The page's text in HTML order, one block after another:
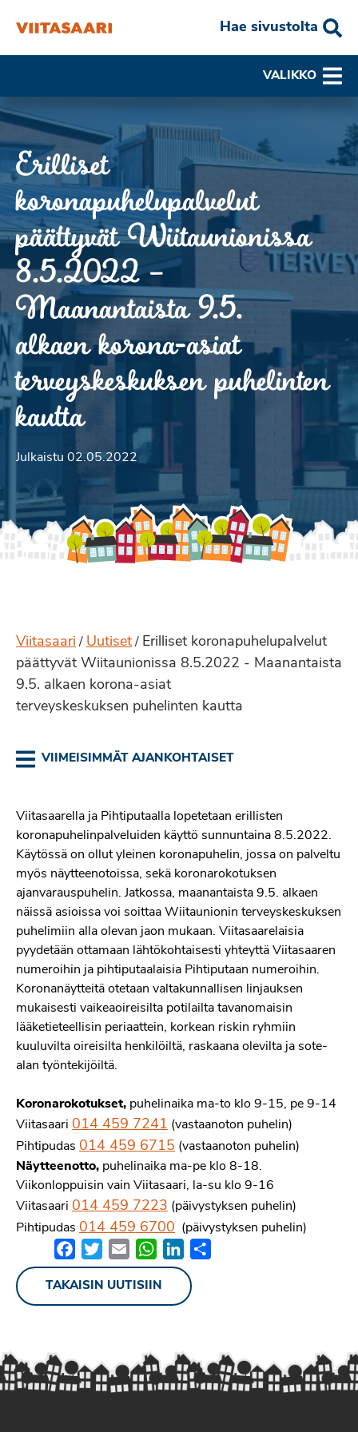
Hae sivustolta
VALIKKO
Erilliset
koronapuhelupalvelut
päättyvät Wiitaunionissa
8.5.2022 –
Maanantaista 9.5.
alkaen korona-asiat
terveyskeskuksen puhelinten
kautta
Julkaistu 02.05.2022
Viitasaari / Uutiset / Erilliset koronapuhelupalvelut
päättyvät Wiitaunionissa 8.5.2022 - Maanantaista
9.5. alkaen korona-asiat
terveyskeskuksen puhelinten kautta
VIIMEISIMMÄT AJANKOHTAISET
Viitasaarella ja Pihtiputaalla lopetetaan erillisten
koronapuhelinpalveluiden käyttö sunnuntaina 8.5.2022.
Käytössä on ollut yleinen koronapuhelin, jossa on palveltu
myös näytteenotoissa, sekä koronarokotuksen
ajanvarauspuhelin. Jatkossa, maanantaista 9.5. alkaen
näissä asioissa voi soittaa Wiitaunionin terveyskeskuksen
puhelimiin alla olevan jaon mukaan. Viitasaarelaisia
pyydetään ottamaan lähtökohtaisesti yhteyttä Viitasaaren
numeroihin ja pihtiputaalaisia Pihtiputaan numeroihin.
Koronanäytteitä otetaan valtakunnallisen linjauksen
mukaisesti vaikeaoireisilta potilailta tavanomaisin
lääketieteellisin periaattein, korkean riskin ryhmiin
kuuluvilta oireisilta henkilöiltä, raskaana olevilta ja sote-
alan työntekijöiltä.
Koronarokotukset, puhelinaika ma-to klo 9-15, pe 9-14
Viitasaari 014 459 7241 (vastaanoton puhelin)
Pihtipudas 014 459 6715 (vastaanoton puhelin)
Näytteenotto, puhelinaika ma-pe klo 8-18.
Viikonloppuisin vain Viitasaari, la-su klo 9-16
Viitasaari 014 459 7223 (päivystyksen puhelin)
Pihtipudas 014 459 6700 (päivystyksen puhelin)
FacebookTwitterEmail WhatsApp
LinkedIn
TAKAISIN UUTISIIN